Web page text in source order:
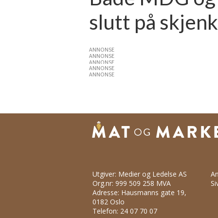
slutt på
ANNONSE
ANNONSE
ANNONSE
ANNONSE
ANNONSE
Utgiver: Medier og Ledelse AS
Org.nr: 999 509 258 MVA
Adresse: Hausmanns gate 19,
0182 Oslo
Telefon: 24 07 70 07